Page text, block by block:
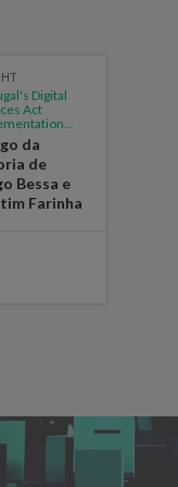
Digital
Act
da
de
Bessa e
Farinha